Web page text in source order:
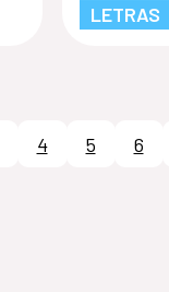
LETRAS
4 5 6